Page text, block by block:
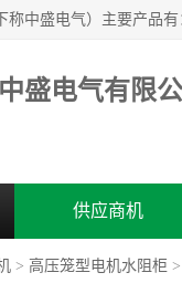
盛电气有限
供应商机
> 高压笼型电机水阻柜